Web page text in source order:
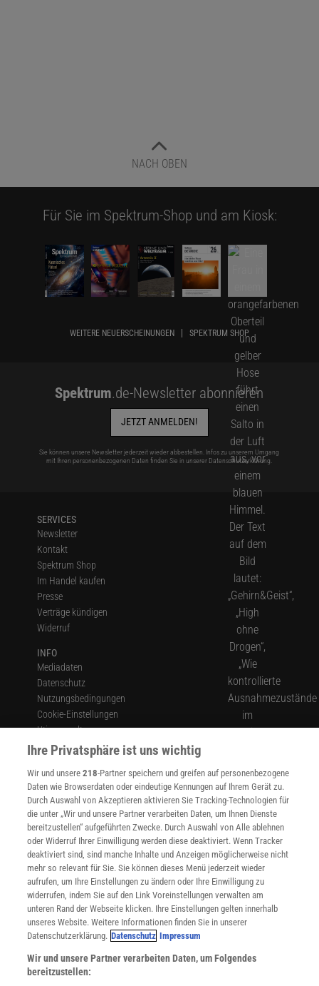
NACH OBEN
Für Sie im Spektrum-Shop und am Kiosk:
WEITERE NEUERSCHEINUNGEN SPEKTRUM SHOP
Spektrum.de-Newsletter abonnieren
JETZT ANMELDEN!
Sie können unsere Newsletter jederzeit wieder abbestellen. Infos zu unserem Umgang
mit Ihren personenbezogenen Daten finden Sie in unserer Datenschutzerklärung.
SERVICES
Newsletter
Kontakt
Spektrum Shop
Im Handel kaufen
Presse
Verträge kündigen
Widerruf
INFO
Mediadaten
Datenschutz
Nutzungsbedingungen
Cookie-Einstellungen
Utiq verwalten
Nutzungsbasierte Onlinewerbung
Impressum
WEITERE ANGEBOTE
Angebote für Schulen
Angebote für Institutionen
Sprachen lernen mit Gymglish
Lexika
Für Spektrum schreiben
Zugänglichkeitserklärung
WEBSEITEN
KielSCN
SciLogs
Ihre Privatsphäre ist uns wichtig
Wir und unsere218-Partner speichern und greifen auf personenbezogene
Daten wie Browserdaten oder eindeutige Kennungen auf Ihrem Gerät zu.
Durch Auswahl von Akzeptieren aktivieren Sie Tracking-Technologien für
die unter „Wir und unsere Partner verarbeiten Daten, um Ihnen Dienste
bereitzustellen“ aufgeführten Zwecke. Durch Auswahl von Alle ablehnen
oder Widerruf Ihrer Einwilligung werden diese deaktiviert. Wenn Tracker
deaktiviert sind, sind manche Inhalte und Anzeigen möglicherweise nicht
mehr so relevant für Sie. Sie können dieses Menü jederzeit wieder
aufrufen, um Ihre Einstellungen zu ändern oder Ihre Einwilligung zu
widerrufen, indem Sie auf den Link Voreinstellungen verwalten am
unteren Rand der Webseite klicken. Ihre Einstellungen gelten innerhalb
unseres Website. Weitere Informationen finden Sie in unserer
Datenschutzerklärung. Datenschutz Impressum
Wir und unsere Partner verarbeiten Daten, um Folgendes
bereitzustellen: